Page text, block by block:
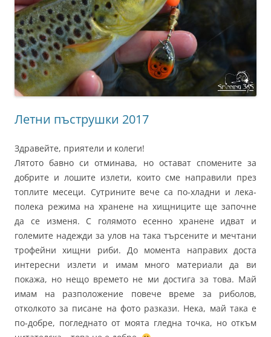
Летни пъструшки 2017
Здравейте, приятели и колеги!
Лятото бавно си отминава, но остават спомените за
добрите и лошите излети, които сме направили през
топлите месеци. Сутрините вече са по-хладни и лека-
полека режима на хранене на хищниците ще започне
да се изменя. С голямото есенно хранене идват и
големите надежди за улов на така търсените и мечтани
трофейни хищни риби. До момента направих доста
интересни излети и имам много материали да ви
покажа, но нещо времето не ми достига за това. Май
имам на разположение повече време за риболов,
отколкото за писане на фото разкази. Нека, май така е
по-добре, погледнато от моята гледна точка, но откъм